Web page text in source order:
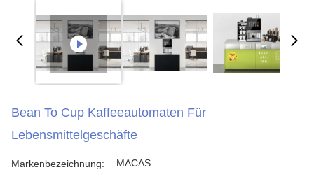
Bean To Cup Kaffeeautomaten Für
Lebensmittelgeschäfte
Markenbezeichnung: MACAS